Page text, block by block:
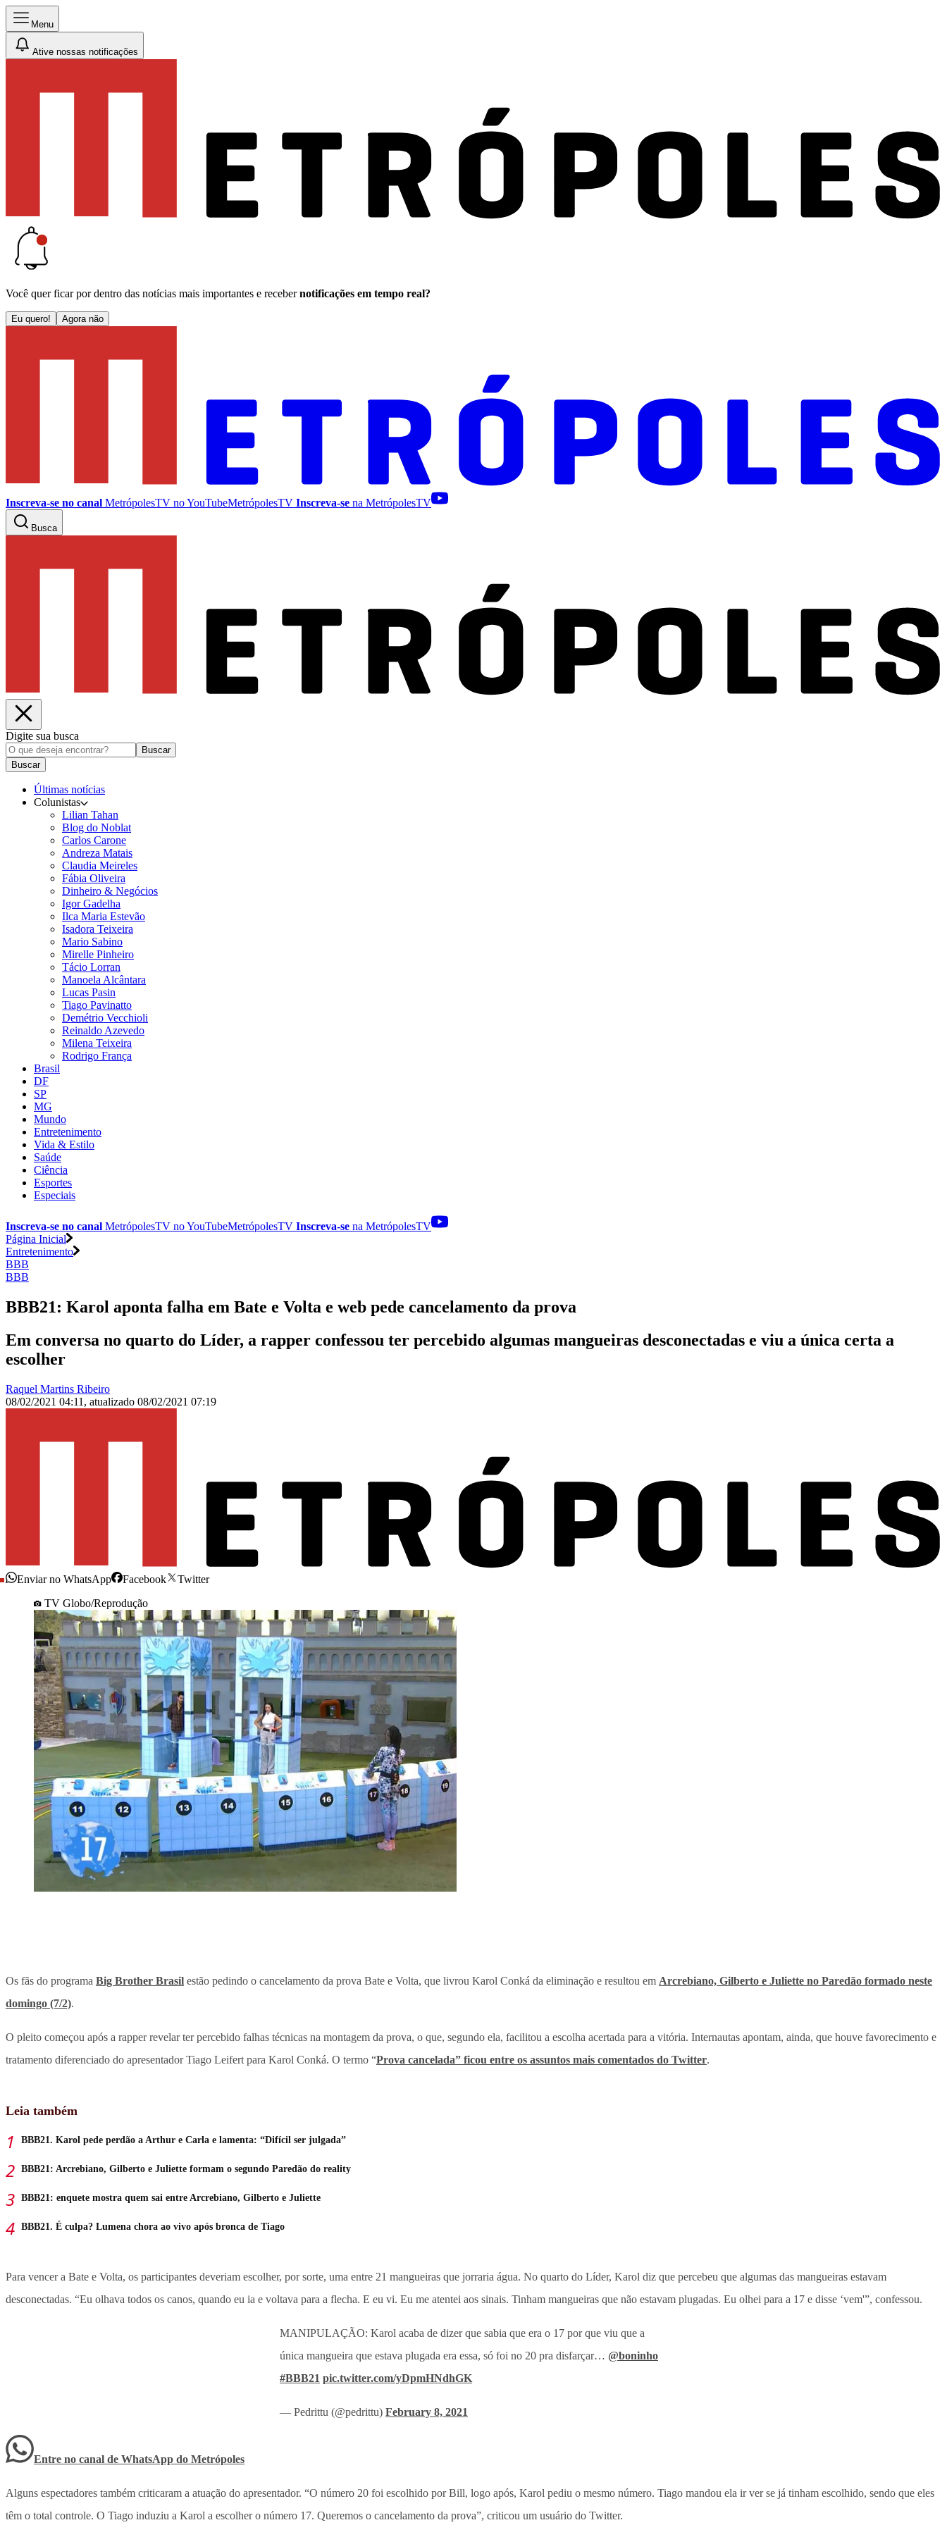
Menu
Ative nossas notificações
Você quer ficar por dentro das notícias mais importantes e receber notificações em tempo real?
Eu quero! Agora não
Inscreva-se no canal MetrópolesTV noYouTubeMetrópolesTV Inscreva-se na MetrópolesTV
Busca
Digite sua busca
Buscar
Buscar
Últimas notícias
Colunistas
Lilian Tahan
Blog do Noblat
Carlos Carone
Andreza Matais
Claudia Meireles
Fábia Oliveira
Dinheiro & Negócios
Igor Gadelha
Ilca Maria Estevão
Isadora Teixeira
Mario Sabino
Mirelle Pinheiro
Tácio Lorran
Manoela Alcântara
Lucas Pasin
Tiago Pavinatto
Demétrio Vecchioli
Reinaldo Azevedo
Milena Teixeira
Rodrigo França
Brasil
DF
SP
MG
Mundo
Entretenimento
Vida & Estilo
Saúde
Ciência
Esportes
Especiais
Inscreva-se no canal MetrópolesTV noYouTubeMetrópolesTV Inscreva-se na MetrópolesTV
Página Inicial
Entretenimento
BBB
BBB
BBB21: Karol aponta falha em Bate e Volta e web pede cancelamento da prova
Em conversa no quarto do Líder, a rapper confessou ter percebido algumas mangueiras desconectadas e viu a única certa a
escolher
Raquel Martins Ribeiro
08/02/2021 04:11 , atualizado 08/02/2021 07:19
Enviar no WhatsApp Facebook
Twitter
TV Globo/Reprodução
Os fãs do programa Big Brother Brasil estão pedindo o cancelamento da prova Bate e Volta, que livrou Karol Conká da eliminação e resultou em Arcrebiano, Gilberto e Juliette no Paredão formado neste
domingo (7/2).
O pleito começou após a rapper revelar ter percebido falhas técnicas na montagem da prova, o que, segundo ela, facilitou a escolha acertada para a vitória. Internautas apontam, ainda, que houve favorecimento e
tratamento diferenciado do apresentador Tiago Leifert para Karol Conká. O termo “Prova cancelada” ficou entre os assuntos mais comentados do Twitter.
Leia também
BBB21. Karol pede perdão a Arthur e Carla e lamenta: “Difícil ser julgada”
BBB21: Arcrebiano, Gilberto e Juliette formam o segundo Paredão do reality
BBB21: enquete mostra quem sai entre Arcrebiano, Gilberto e Juliette
BBB21. É culpa? Lumena chora ao vivo após bronca de Tiago
Para vencer a Bate e Volta, os participantes deveriam escolher, por sorte, uma entre 21 mangueiras que jorraria água. No quarto do Líder, Karol diz que percebeu que algumas das mangueiras estavam
desconectadas. “Eu olhava todos os canos, quando eu ia e voltava para a flecha. E eu vi. Eu me atentei aos sinais. Tinham mangueiras que não estavam plugadas. Eu olhei para a 17 e disse ‘vem'”, confessou.
MANIPULAÇÃO: Karol acaba de dizer que sabia que era o 17 por que viu que a
única mangueira que estava plugada era essa, só foi no 20 pra disfarçar… @boninho
#BBB21 pic.twitter.com/yDpmHNdhGK
— Pedrittu (@pedrittu) February 8, 2021
Entre no canal de WhatsApp do Metrópoles
Alguns espectadores também criticaram a atuação do apresentador. “O número 20 foi escolhido por Bill, logo após, Karol pediu o mesmo número. Tiago mandou ela ir ver se já tinham escolhido, sendo que eles
têm o total controle. O Tiago induziu a Karol a escolher o número 17. Queremos o cancelamento da prova”, criticou um usuário do Twitter.